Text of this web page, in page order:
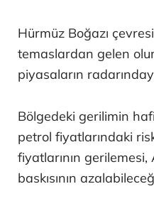
Hürmüz Boğazı
temaslardan gelen
piyasaların
Bölgedeki gerilimin
petrol fiyatlarındaki
fiyatlarının gerilemesi,
baskısının